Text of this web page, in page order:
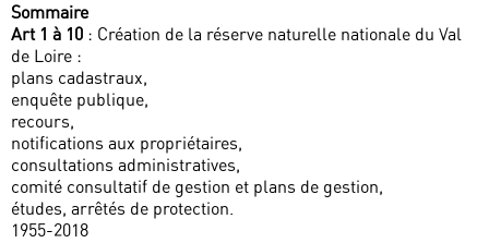
Sommaire
Art 1 à 10 : Création de la réserve naturelle nationale du Val
de Loire :
plans cadastraux,
enquête publique,
recours,
notifications aux propriétaires,
consultations administratives,
comité consultatif de gestion et plans de gestion,
études, arrêtés de protection.
1955-2018